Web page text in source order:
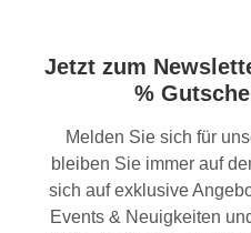
Jetzt zum
%
Melden Sie sich für
bleiben Sie immer auf
sich auf exklusive
Events & Neuigkeiten